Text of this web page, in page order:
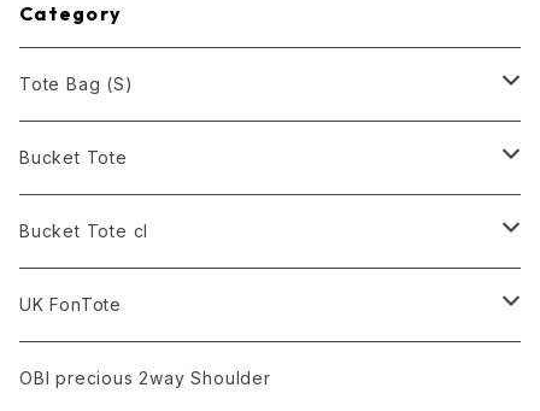
Category
Tote Bag (S)
Black
White
Army Green
Smoke
Bucket Tote
Black
Army Green
Red
Bucket Tote cl
Black
Army Green
UK FonTote
Rose Pink
OBI precious 2way Shoulder